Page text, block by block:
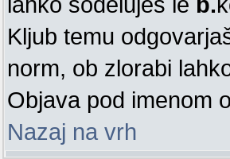
Kljub temu
norm, ob zlorabi
Objava pod imenom
Nazaj na vrh